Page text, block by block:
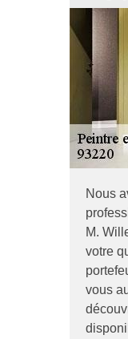
Nous
M.
votre
vous